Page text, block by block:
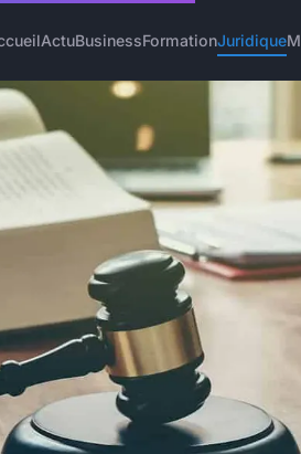
ActuBusinessFormationJuridique